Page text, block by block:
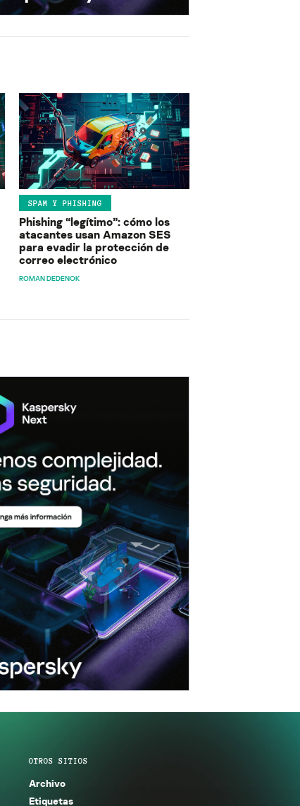
SPAM Y PHISHING
Phishing “legítimo”: cómo los
atacantes usan Amazon SES
para evadir la protección de
correo electrónico
ROMAN DEDENOK
OTROS SITIOS
Archivo
Etiquetas